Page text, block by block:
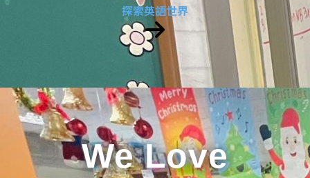
探索英語世界
We Love